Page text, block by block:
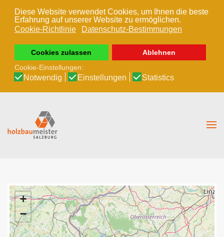
Diese Website verwendet Cookies, um Ihnen die beste
Erfahrung auf unserer Website zu ermöglichen.
Cookie-Richtlinie
Datenschutz-Bestimmungen
Cookies zulassen
Ablehnen
Cookie-Einstellungen:
Notwendig Einstellungen Statistics
Zum Hauptinhalt springen
+
−